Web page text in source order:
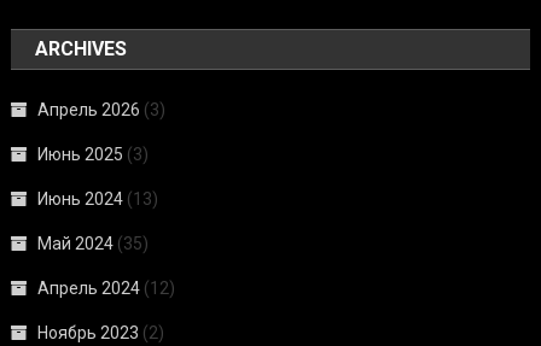
ARCHIVES
Апрель 2026 (3)
Июнь 2025 (3)
Июнь 2024 (13)
Май 2024 (35)
Апрель 2024 (12)
Ноябрь 2023 (2)